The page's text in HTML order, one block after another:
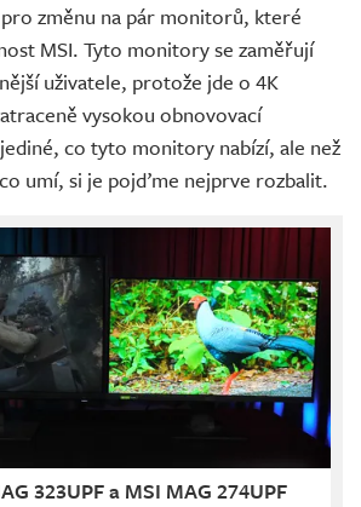
změnu na pár monitorů, které
MSI. Tyto monitory se zaměřují
uživatele, protože jde o 4K
vysokou obnovovací
co tyto monitory nabízí, ale než
umí, si je pojďme nejprve rozbalit.
323UPF a MSI MAG 274UPF